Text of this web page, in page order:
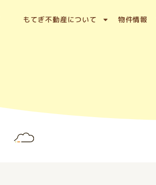
もてぎ不動産について 物件情報